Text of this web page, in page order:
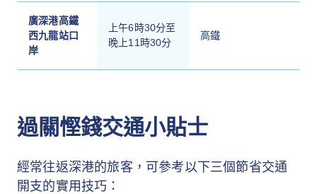
廣深港高鐵
西九龍站口
岸
上午6時30分至
晚上11時30分
高鐵
過關慳錢交通小貼士
經常往返深港的旅客，可參考以下三個節省交通
開支的實用技巧：